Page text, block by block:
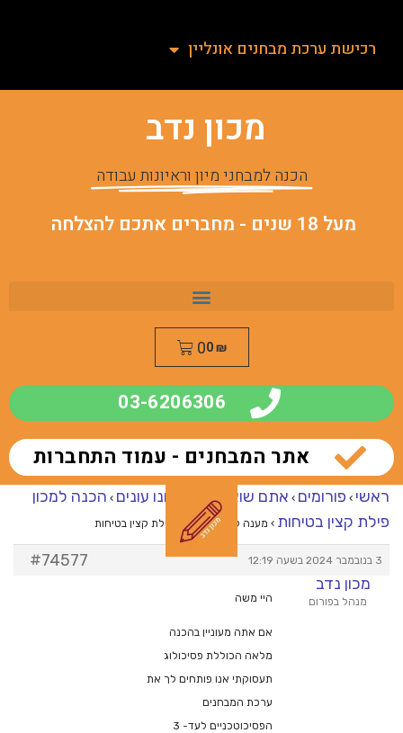
רכישת ערכת מבחנים אונליין
מכון נדב
הכנה למבחני מיון וראיונות עבודה
מעל 18 שנים - מחברים אתכם להצלחה
0₪
0
03-6206306
אתר המבחנים - עמוד התחברות
ראשי › פורומים › אתם שואלים – אנחנו עונים › הכנה למכון
פילת קצין בטיחות › מענה ל־הכנה למכון פילת קצין בטיחות
3 בנובמבר 2024 בשעה 12:19
#74577
מכון נדב
מנהל בפורום היי משה
אם אתה מעוניין בהכנה
מלאה הכוללת פסיכולוג
תעסוקתי אנו פותחים לך את
ערכת המבחנים
הפסיכוטכניים לעד- 3